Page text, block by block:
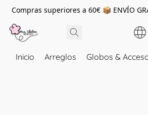
Compras superiores a 60€ 📦 ENVÍO
Inicio Arreglos Globos &